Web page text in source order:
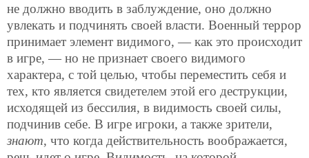
не должно вводить в заблуждение, оно должно
увлекать и подчинять своей власти. Военный террор
принимает элемент видимого, — как это происходит
в игре, — но не признает своего видимого
характера, с той целью, чтобы переместить себя и
тех, кто является свидетелем этой его деструкции,
исходящей из бессилия, в видимость своей силы,
подчинив себе. В игре игроки, а также зрители,
знают, что когда действительность воображается,